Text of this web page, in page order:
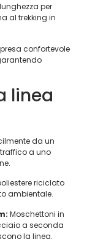
per
al trekking in
confortevole
linea
da un
a uno
riciclato
ambientale.
Moschettoni in
a seconda
la linea.